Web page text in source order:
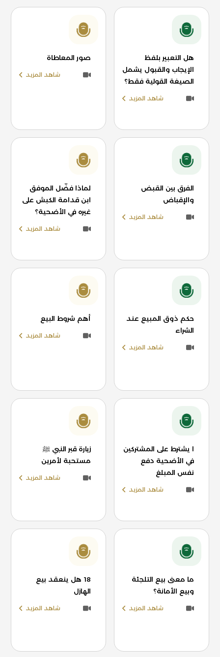
هل التعبير بلفظ
الإيجاب والقبول يشمل
الصيغة القولية فقط؟
شاهد المزيد
صور المعاطاة
شاهد المزيد
الفرق بين القبض
والإقباض
شاهد المزيد
لماذا فضّل الموفق
ابن قدامة الكبش على
غيره في الأضحية؟
شاهد المزيد
حكم ذوق المبيع عند
الشراء
شاهد المزيد
أهم شروط البيع
شاهد المزيد
ا يشترط على المشتركين
في الأضحية دفع
نفس المبلغ
شاهد المزيد
زيارة قبر النبي ﷺ
مستحبة لأمرين
شاهد المزيد
ما معنى بيع التلجئة
وبيع الأمانة؟
شاهد المزيد
18 هل ينعقد بيع
الهازل
شاهد المزيد